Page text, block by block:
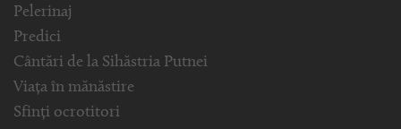
Pelerinaj
Predici
Cântări de la Sihăstria Putnei
Viața în mănăstire
Sfinți ocrotitori